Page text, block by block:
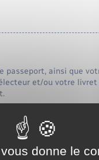
ainsi que
et/ou votre
d'une demande
donne le